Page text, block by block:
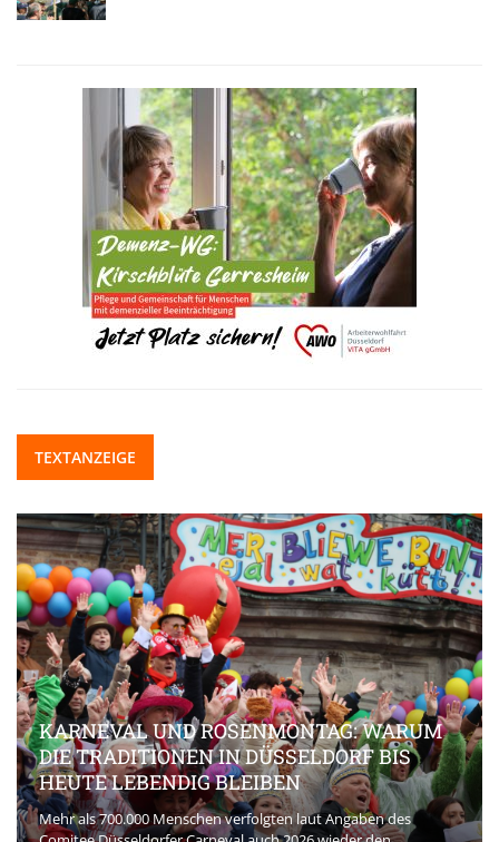
TEXTANZEIGE
KARNEVAL UND ROSENMONTAG: WARUM
DIE TRADITIONEN IN DÜSSELDORF BIS
HEUTE LEBENDIG BLEIBEN
Mehr als 700.000 Menschen verfolgten laut Angaben des